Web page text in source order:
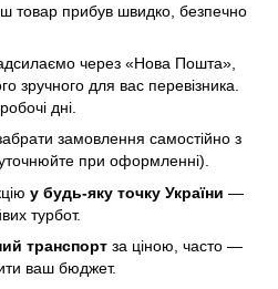
товар прибув швидко, безпечно
через «Нова Пошта»,
зручного для вас перевізника.
дні.
замовлення самостійно з
при оформленні).
у будь-яку точку України —
турбот.
транспорт за ціною, часто —
ваш бюджет.